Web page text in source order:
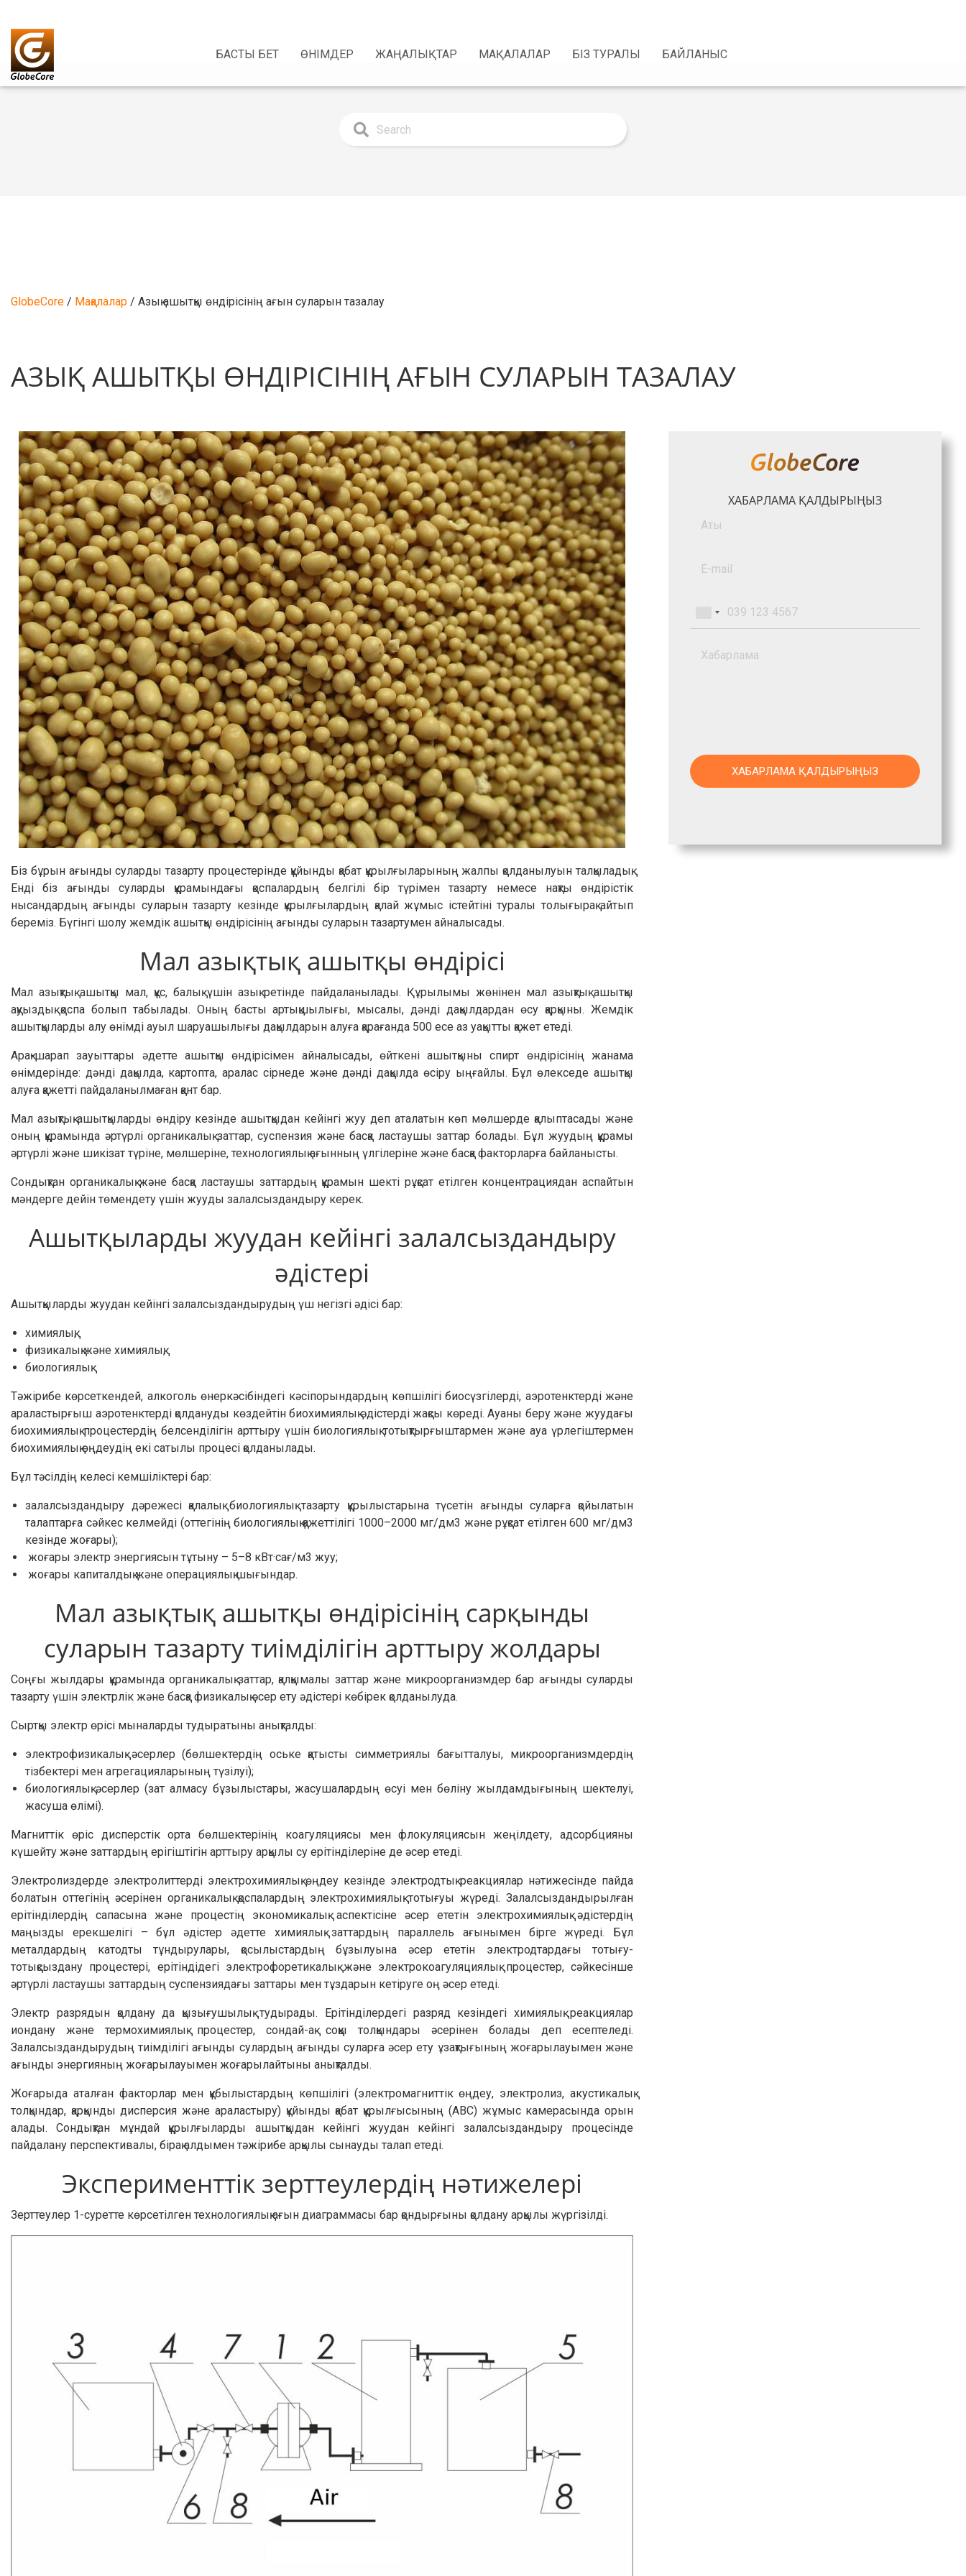
БАСТЫ БЕТ ӨНІМДЕР ЖАҢАЛЫҚТАР МАҚАЛАЛАР БІЗ ТУРАЛЫ БАЙЛАНЫС
GlobeCore / Мақалалар / Азық ашытқы өндірісінің ағын суларын тазалау
АЗЫҚ АШЫТҚЫ ӨНДІРІСІНІҢ АҒЫН СУЛАРЫН ТАЗАЛАУ
Біз бұрын ағынды суларды тазарту процестерінде құйынды қабат құрылғыларының жалпы қолданылуын талқыладық.
Енді біз ағынды суларды құрамындағы қоспалардың белгілі бір түрімен тазарту немесе нақты өндірістік
нысандардың ағынды суларын тазарту кезінде құрылғылардың қалай жұмыс істейтіні туралы толығырақ айтып
береміз. Бүгінгі шолу жемдік ашытқы өндірісінің ағынды суларын тазартумен айналысады.
Мал азықтық ашытқы өндірісі
Мал азықтық ашытқы мал, құс, балық үшін азық ретінде пайдаланылады. Құрылымы жөнінен мал азықтық ашытқы
ақуыздық қоспа болып табылады. Оның басты артықшылығы, мысалы, дәнді дақылдардан өсу қарқыны. Жемдік
ашытқыларды алу өнімді ауыл шаруашылығы дақылдарын алуға қарағанда 500 есе аз уақытты қажет етеді.
Арақ-шарап зауыттары әдетте ашытқы өндірісімен айналысады, өйткені ашытқыны спирт өндірісінің жанама
өнімдерінде: дәнді дақылда, картопта, аралас сірнеде және дәнді дақылда өсіру ыңғайлы. Бұл өлекседе ашытқы
алуға қажетті пайдаланылмаған қант бар.
Мал азықтық ашытқыларды өндіру кезінде ашытқыдан кейінгі жуу деп аталатын көп мөлшерде қалыптасады және
оның құрамында әртүрлі органикалық заттар, суспензия және басқа ластаушы заттар болады. Бұл жуудың құрамы
әртүрлі және шикізат түріне, мөлшеріне, технологиялық ағынның үлгілеріне және басқа факторларға байланысты.
Сондықтан органикалық және басқа ластаушы заттардың құрамын шекті рұқсат етілген концентрациядан аспайтын
мәндерге дейін төмендету үшін жууды залалсыздандыру керек.
Ашытқыларды жуудан кейінгі залалсыздандыру
әдістері
Ашытқыларды жуудан кейінгі залалсыздандырудың үш негізгі әдісі бар:
химиялық;
физикалық және химиялық;
биологиялық.
Тәжірибе көрсеткендей, алкоголь өнеркәсібіндегі кәсіпорындардың көпшілігі биосүзгілерді, аэротенктерді және
араластырғыш аэротенктерді қолдануды көздейтін биохимиялық әдістерді жақсы көреді. Ауаны беру және жуудағы
биохимиялық процестердің белсенділігін арттыру үшін биологиялық тотықтырғыштармен және ауа үрлегіштермен
биохимиялық өңдеудің екі сатылы процесі қолданылады.
Бұл тәсілдің келесі кемшіліктері бар:
залалсыздандыру дәрежесі қалалық биологиялық тазарту құрылыстарына түсетін ағынды суларға қойылатын
талаптарға сәйкес келмейді (оттегінің биологиялық қажеттілігі 1000–2000 мг/дм3 және рұқсат етілген 600 мг/дм3
кезінде жоғары);
жоғары электр энергиясын тұтыну – 5–8 кВт·сағ/м3 жуу;
жоғары капиталдық және операциялық шығындар.
Мал азықтық ашытқы өндірісінің сарқынды
суларын тазарту тиімділігін арттыру жолдары
Соңғы жылдары құрамында органикалық заттар, қалқымалы заттар және микроорганизмдер бар ағынды суларды
тазарту үшін электрлік және басқа физикалық әсер ету әдістері көбірек қолданылуда.
Сыртқы электр өрісі мыналарды тудыратыны анықталды:
электрофизикалық әсерлер (бөлшектердің оське қатысты симметриялы бағытталуы, микроорганизмдердің
тізбектері мен агрегацияларының түзілуі);
биологиялық әсерлер (зат алмасу бұзылыстары, жасушалардың өсуі мен бөліну жылдамдығының шектелуі,
жасуша өлімі).
Магниттік өріс дисперстік орта бөлшектерінің коагуляциясы мен флокуляциясын жеңілдету, адсорбцияны
күшейту және заттардың ерігіштігін арттыру арқылы су ерітінділеріне де әсер етеді.
Электролиздерде электролиттерді электрохимиялық өңдеу кезінде электродтық реакциялар нәтижесінде пайда
болатын оттегінің әсерінен органикалық қоспалардың электрохимиялық тотығуы жүреді. Залалсыздандырылған
ерітінділердің сапасына және процестің экономикалық аспектісіне әсер ететін электрохимиялық әдістердің
маңызды ерекшелігі – бұл әдістер әдетте химиялық заттардың параллель ағынымен бірге жүреді. Бұл
металдардың катодты тұндырулары, қосылыстардың бұзылуына әсер ететін электродтардағы тотығу-
тотықсыздану процестері, ерітіндідегі электрофоретикалық және электрокоагуляциялық процестер, сәйкесінше
әртүрлі ластаушы заттардың суспензиядағы заттары мен тұздарын кетіруге оң әсер етеді.
Электр разрядын қолдану да қызығушылық тудырады. Ерітінділердегі разряд кезіндегі химиялық реакциялар
иондану және термохимиялық процестер, сондай-ақ соққы толқындары әсерінен болады деп есептеледі.
Залалсыздандырудың тиімділігі ағынды сулардың ағынды суларға әсер ету ұзақтығының жоғарылауымен және
ағынды энергияның жоғарылауымен жоғарылайтыны анықталды.
Жоғарыда аталған факторлар мен құбылыстардың көпшілігі (электромагниттік өңдеу, электролиз, акустикалық
толқындар, қарқынды дисперсия және араластыру) құйынды қабат құрылғысының (АВС) жұмыс камерасында орын
алады. Сондықтан мұндай құрылғыларды ашытқыдан кейінгі жуудан кейінгі залалсыздандыру процесінде
пайдалану перспективалы, бірақ алдымен тәжірибе арқылы сынауды талап етеді.
Эксперименттік зерттеулердің нәтижелері
Зерттеулер 1-суретте көрсетілген технологиялық ағын диаграммасы бар қондырғыны қолдану арқылы жүргізілді.
ХАБАРЛАМА ҚАЛДЫРЫҢЫЗ